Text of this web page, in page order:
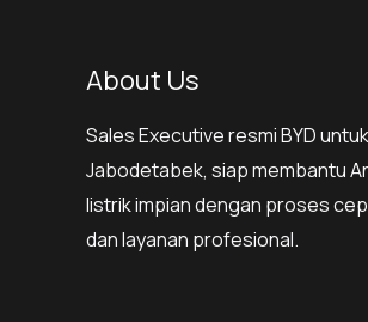
About Us
Sales Executive resmi BYD
Jabodetabek, siap membantu
listrik impian dengan proses
dan layanan profesional.